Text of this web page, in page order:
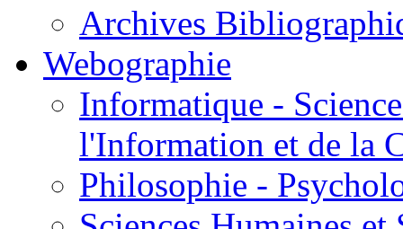
Archives
Webographie
Informatique -
l'Information et de la
Philosophie -